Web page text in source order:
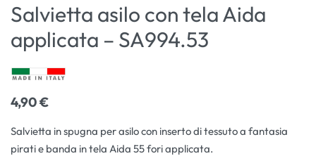
Salvietta asilo con tela Aida
applicata – SA994.53
4,90€
Salvietta in spugna per asilo con inserto di tessuto a fantasia
pirati e banda in tela Aida 55 fori applicata.